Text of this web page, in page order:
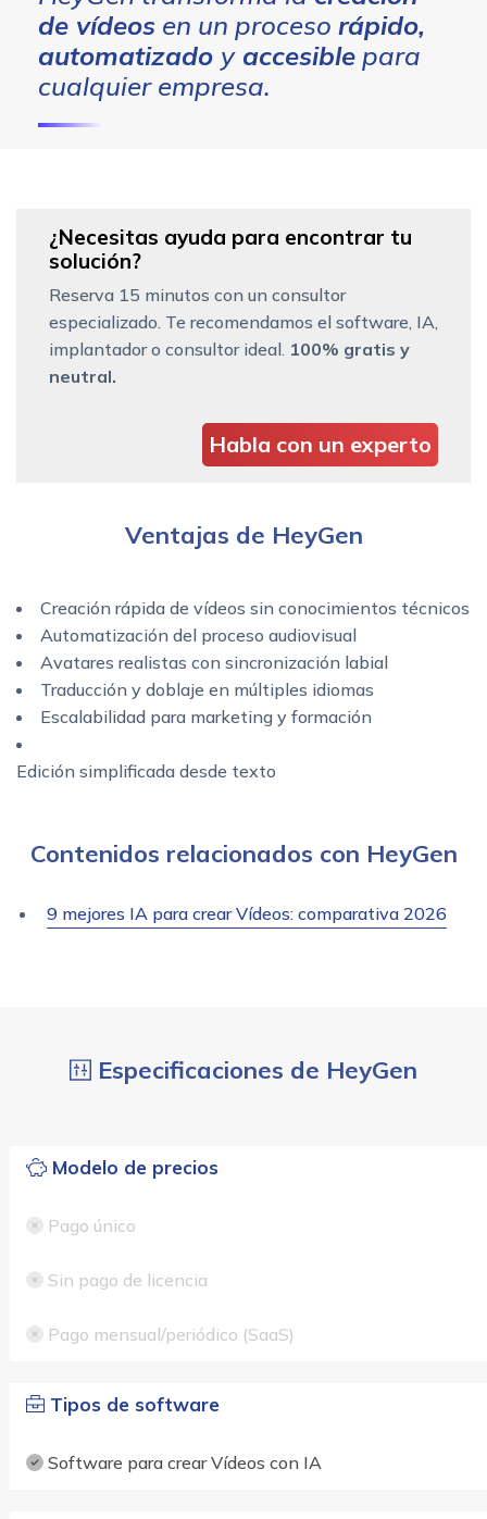
de vídeos en un proceso rápido,
automatizado yaccesible para
cualquier empresa.
¿Necesitas ayuda para encontrar tu
solución?
Reserva 15 minutos con un consultor
especializado. Te recomendamos el software, IA,
implantador o consultor ideal. 100% gratis y
neutral.
Habla con un experto
Ventajas de HeyGen
Creación rápida de vídeos sin conocimientos técnicos
Automatización del proceso audiovisual
Avatares realistas con sincronización labial
Traducción y doblaje en múltiples idiomas
Escalabilidad para marketing y formación
Edición simplificada desde texto
Contenidos relacionados con HeyGen
9 mejores IA para crear Vídeos: comparativa 2026
Especificaciones de HeyGen
Modelo de precios
Pago único
Sin pago de licencia
Pago mensual/periódico (SaaS)
Tipos de software
Software para crear Vídeos con IA